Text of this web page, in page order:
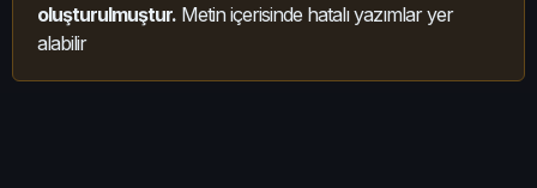
oluşturulmuştur. Metin içerisinde hatalı yazımlar yer
alabilir